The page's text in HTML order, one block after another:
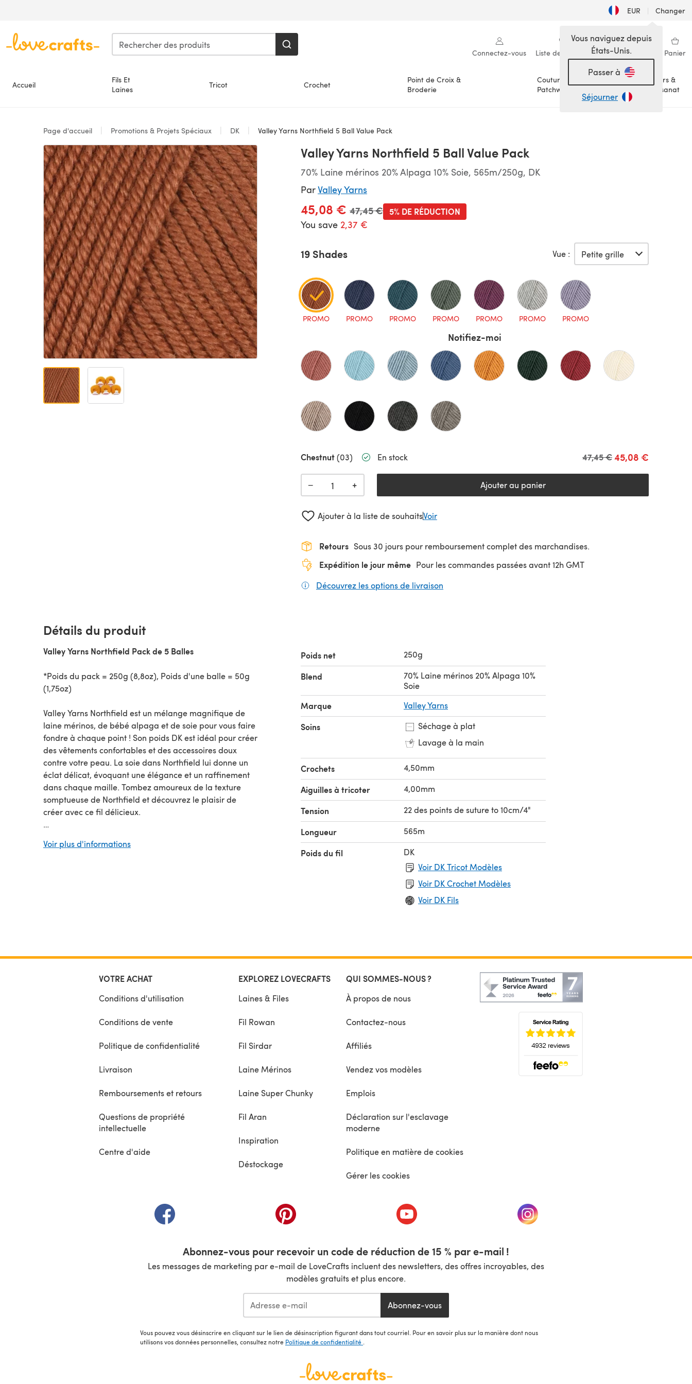
EUR | Changer
Connectez-vous Liste de souhaits Ma bibliothèque Panier
Accueil
Fils Et
Laines
Tricot Crochet
Point de Croix &
Broderie
Couture &
Patchwork
Loisirs &
Artisanat
Vous naviguez depuis
États-Unis.
Passer à
Séjourner
Page d'accueil Promotions & Projets Spéciaux DK Valley Yarns Northfield 5 Ball Value Pack
Valley Yarns Northfield 5 Ball Value Pack
70% Laine mérinos 20% Alpaga 10% Soie, 565m/250g, DK
ParValley Yarns
45,08 € Ancien prix
47,45 €
You save 2,37 €
5% DE RÉDUCTION
19 Shades Vue :
PROMO PROMO PROMO PROMO PROMO PROMO PROMO
Notifiez-moi
Chestnut(03) En stock 45,08 €
Ancien prix
47,45 €
− + Ajouter au panier
Ajouter à la liste de souhaitsVoir
Retours Sous 30 jours pour remboursement complet des marchandises.
Expédition le jour même Pour les commandes passées avant 12h GMT
Découvrez les options de livraison
Détails du produit
Valley Yarns Northfield Pack de 5 Balles
*Poids du pack = 250g (8,8oz), Poids d'une balle = 50g
(1,75oz)
Valley Yarns Northfield est un mélange magnifique de
laine mérinos, de bébé alpaga et de soie pour vous faire
fondre à chaque point ! Son poids DK est idéal pour créer
des vêtements confortables et des accessoires doux
contre votre peau. La soie dans Northfield lui donne un
éclat délicat, évoquant une élégance et un raffinement
dans chaque maille. Tombez amoureux de la texture
somptueuse de Northfield et découvrez le plaisir de
créer avec ce fil délicieux.
Voir plus d'informations
Poids net 250g
Blend
70% Laine mérinos 20% Alpaga 10%
Soie
Marque Valley Yarns
Soins
Séchage à plat
Lavage à la main
Crochets 4,50mm
Aiguilles à tricoter 4,00mm
Tension 22 des points de suture to 10cm/4"
Longueur 565m
Poids du fil
DK
Voir DK Tricot Modèles
Voir DK Crochet Modèles
Voir DK Fils
VOTRE ACHAT
Conditions d'utilisation
Conditions de vente
Politique de confidentialité
Livraison
Remboursements et retours
Questions de propriété
intellectuelle
Centre d'aide
EXPLOREZ LOVECRAFTS
Laines & Files
Fil Rowan
Fil Sirdar
Laine Mérinos
Laine Super Chunky
Fil Aran
Inspiration
Déstockage
QUI SOMMES-NOUS ?
À propos de nous
Contactez-nous
Affiliés
Vendez vos modèles
Emplois
Déclaration sur l'esclavage
moderne
Politique en matière de cookies
Gérer les cookies
(s'ouvre dans un nouvel onglet) (s'ouvre dans un nouvel onglet) (s'ouvre dans un nouvel onglet) (s'ouvre dans un nouvel onglet)
Abonnez-vous pour recevoir un code de réduction de 15 % par e-mail !
Les messages de marketing par e-mail de LoveCrafts incluent des newsletters, des offres incroyables, des
modèles gratuits et plus encore.
Abonnez-vous
Vous pouvez vous désinscrire en cliquant sur le lien de désinscription figurant dans tout courriel. Pour en savoir plus sur la manière dont nous
utilisons vos données personnelles, consultez notre Politique de confidentialité